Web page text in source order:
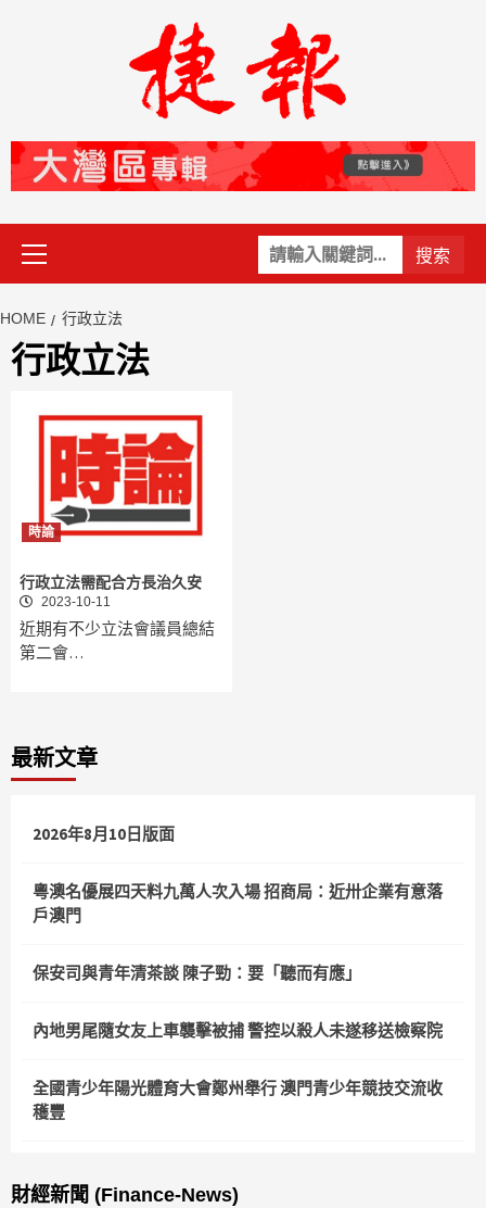
關
鍵
Primary
Menu
HOME 行政立法
行政立法
時論
行政立法需配合方長治久安
2023-10-11
近期有不少立法會議員總結
第二會…
最新文章
2026年8月10日版面
粵澳名優展四天料九萬人次入場 招商局：近卅企業有意落
戶澳門
保安司與青年清茶談 陳子勁：要「聽而有應」
內地男尾隨女友上車襲擊被捕 警控以殺人未遂移送檢察院
全國青少年陽光體育大會鄭州舉行 澳門青少年競技交流收
穫豐
財經新聞 (Finance-News)